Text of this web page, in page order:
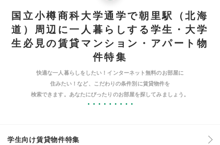
国立小樽商科大学通学で朝里駅（北海
道）周辺に一人暮らしする学生・大学
生必見の賃貸マンション・アパート物
件特集
快適な一人暮らしをしたい！インターネット無料のお部屋に
住みたい！など、こだわりの条件別に賃貸物件を
検索できます。あなたにぴったりのお部屋を探してみましょう。
学生向け賃貸物件特集